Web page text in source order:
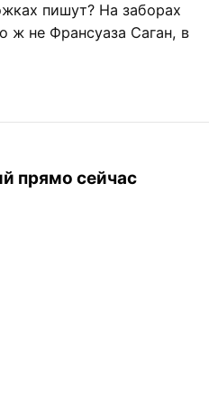
пишут? На заборах
ж не Франсуаза Саган, в
прямо сейчас